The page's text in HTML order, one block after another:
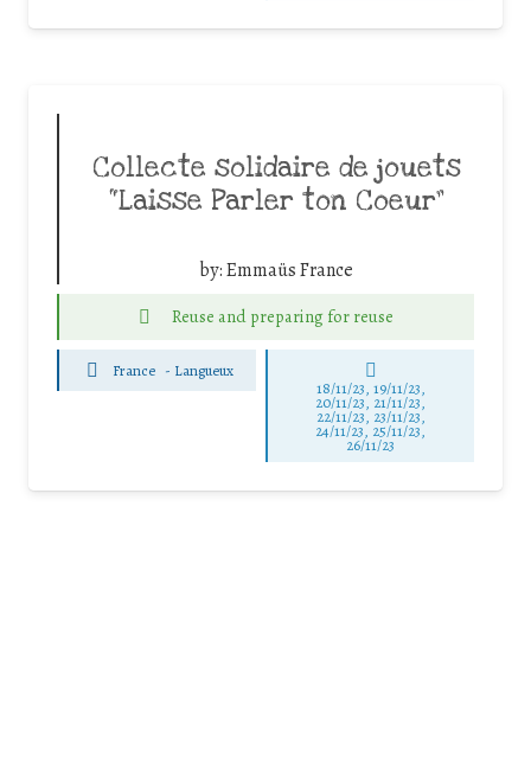
Collecte solidaire de jouets
“Laisse Parler ton Coeur”
by:Emmaüs France
Reuse and preparing for reuse
France - Langueux
18/11/23, 19/11/23,
20/11/23, 21/11/23,
22/11/23, 23/11/23,
24/11/23, 25/11/23,
26/11/23